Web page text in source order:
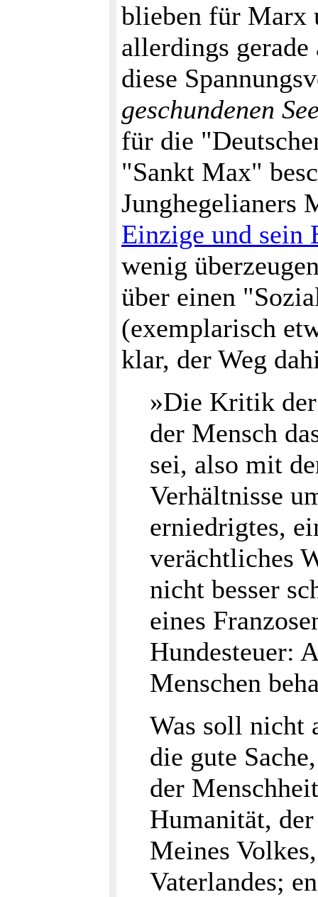
blieben für Marx
allerdings
diese
geschundenen
für die
"Sankt Max"
Junghegelianers
Einzige und sein
wenig
über einen
(exemplarisch
klar, der Weg
»Die Kritik
der Mensch
sei, also mit
Verhältnisse
erniedrigtes,
verächtliches
nicht besser
eines
Hundesteuer:
Menschen
Was soll nicht
die gute
der
Humanität,
Meines
Vaterlandes;